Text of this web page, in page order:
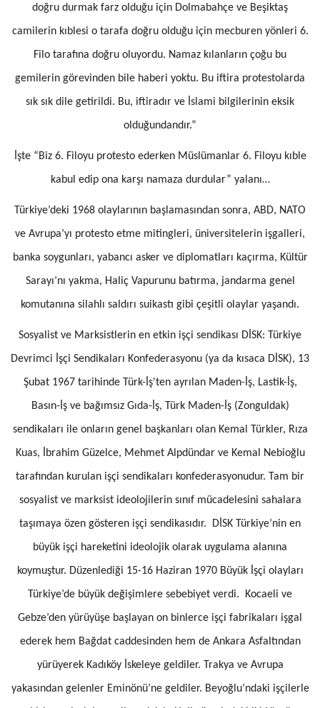
doğru durmak farz olduğu için Dolmabahçe ve Beşiktaş
camilerin kıblesi o tarafa doğru olduğu için mecburen yönleri 6.
Filo tarafına doğru oluyordu. Namaz kılanların çoğu bu
gemilerin görevinden bile haberi yoktu. Bu iftira protestolarda
sık sık dile getirildi. Bu, iftiradır ve İslami bilgilerinin eksik
olduğundandır.”
İşte “Biz 6. Filoyu protesto ederken Müslümanlar 6. Filoyu kıble
kabul edip ona karşı namaza durdular” yalanı…
Türkiye’deki 1968 olaylarının başlamasından sonra, ABD, NATO
ve Avrupa’yı protesto etme mitingleri, üniversitelerin işgalleri,
banka soygunları, yabancı asker ve diplomatları kaçırma, Kültür
Sarayı’nı yakma, Haliç Vapurunu batırma, jandarma genel
komutanına silahlı saldırı suikastı gibi çeşitli olaylar yaşandı.
Sosyalist ve Marksistlerin en etkin işçi sendikası DİSK: Türkiye
Devrimci İşçi Sendikaları Konfederasyonu (ya da kısaca DİSK), 13
Şubat 1967 tarihinde Türk-İş'ten ayrılan Maden-İş, Lastik-İş,
Basın-İş ve bağımsız Gıda-İş, Türk Maden-İş (Zonguldak)
sendikaları ile onların genel başkanları olan Kemal Türkler, Rıza
Kuas, İbrahim Güzelce, Mehmet Alpdündar ve Kemal Nebioğlu
tarafından kurulan işçi sendikaları konfederasyonudur. Tam bir
sosyalist ve marksist ideolojilerin sınıf mücadelesini sahalara
taşımaya özen gösteren işçi sendikasıdır. DİSK Türkiye’nin en
büyük işçi hareketini ideolojik olarak uygulama alanına
koymuştur. Düzenlediği 15-16 Haziran 1970 Büyük İşçi olayları
Türkiye’de büyük değişimlere sebebiyet verdi. Kocaeli ve
Gebze’den yürüyüşe başlayan on binlerce işçi fabrikaları işgal
ederek hem Bağdat caddesinden hem de Ankara Asfaltından
yürüyerek Kadıköy İskeleye geldiler. Trakya ve Avrupa
yakasından gelenler Eminönü’ne geldiler. Beyoğlu’ndaki işçilerle